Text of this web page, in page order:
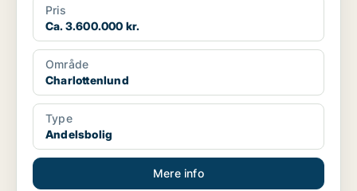
Pris
Ca. 3.600.000 kr.
Område
Charlottenlund
Type
Andelsbolig
Mere info